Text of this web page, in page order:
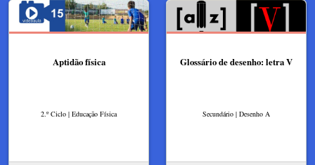
Aptidão física
2.º Ciclo | Educação Física
Glossário de desenho: letra V
Secundário | Desenho A